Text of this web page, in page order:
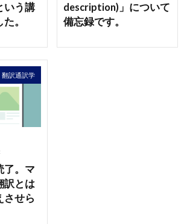
いう講
。
description)」について
備忘録です。
翻訳通訳学
了。マ
訳とは
させら